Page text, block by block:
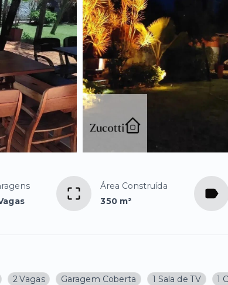
Área Construída
350 m²
2 Vagas Garagem Coberta 1 Sala de TV
1